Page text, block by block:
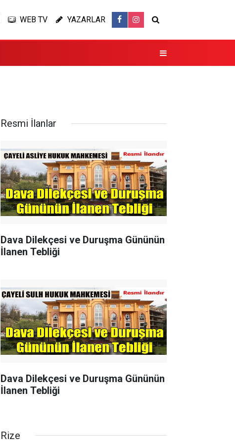
WEB TV YAZARLAR
Resmi İlanlar
Dava Dilekçesi ve Duruşma Gününün
İlanen Tebliği
Dava Dilekçesi ve Duruşma Gününün
İlanen Tebliği
Rize